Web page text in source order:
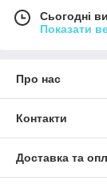
Сьогодні
Показати
Про нас
Контакти
Доставка та